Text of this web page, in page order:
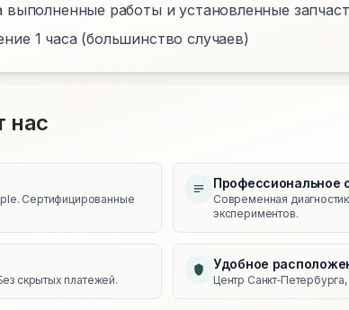
выполненные работы и установленные
1 часа (большинство случаев)
нас
Сертифицированные
Профессиональное
Современная
экспериментов.
скрытых платежей.
Удобное
Центр